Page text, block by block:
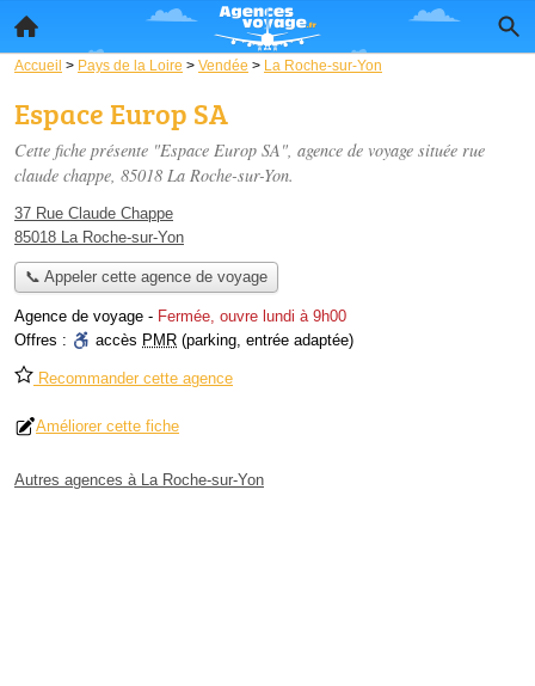
Accueil > Pays de la Loire > Vendée > La Roche-sur-Yon
Espace Europ SA
Cette fiche présente "Espace Europ SA", agence de voyage située rue
claude chappe, 85018 La Roche-sur-Yon.
37 Rue Claude Chappe
85018 La Roche-sur-Yon
📞 Appeler cette agence de voyage
Agence de voyage - Fermée, ouvre lundi à 9h00
Offres :
accès PMR (parking, entrée adaptée)
Recommander cette agence
Améliorer cette fiche
Autres agences à La Roche-sur-Yon